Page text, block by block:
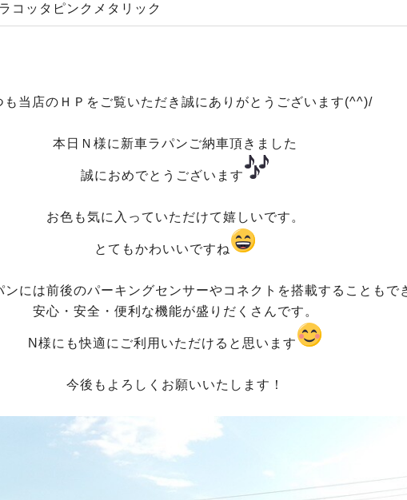
コッタピンクメタリック
も当店のＨＰをご覧いただき誠にありがとうございます(^^)/
本日Ｎ様に新車ラパンご納車頂きました
誠におめでとうございます
お色も気に入っていただけて嬉しいです。
とてもかわいいですね
には前後のパーキングセンサーやコネクトを搭載することもで
安心・安全・便利な機能が盛りだくさんです。
N様にも快適にご利用いただけると思います
今後もよろしくお願いいたします！